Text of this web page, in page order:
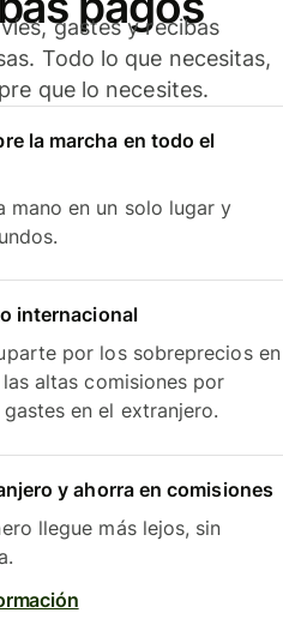
gastes y recibas
Todo lo que necesitas,
que lo necesites.
la marcha en todo el
mano en un solo lugar y
internacional
por los sobreprecios en
altas comisiones por
en el extranjero.
y ahorra en comisiones
llegue más lejos, sin